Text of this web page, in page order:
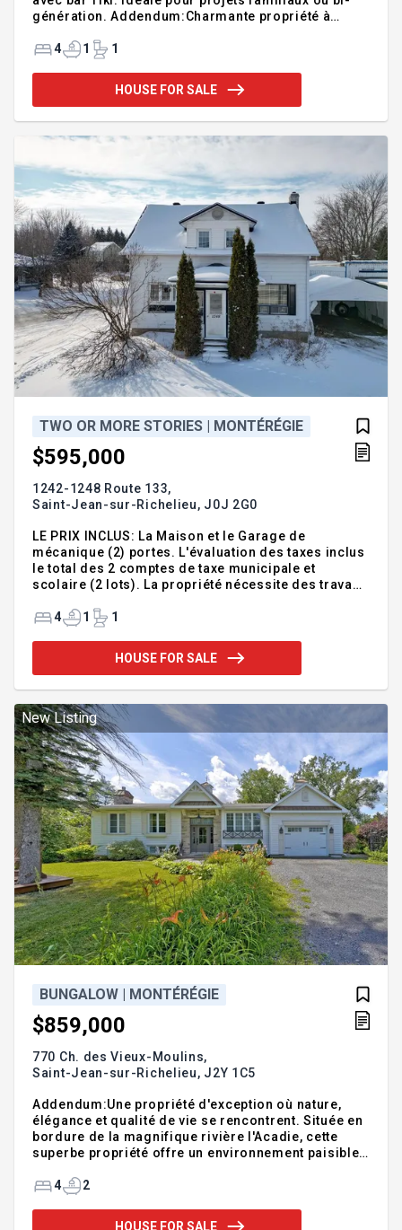
génération. Addendum:Charmante propriété à
potentiel bi-générationnel, foyer, garage, atelier et
située à Lacolle, offrant une multitude de
selon vos besoins. Le vaste espace de la salle
familiale
4 1 1
HOUSE FOR SALE
TWO OR MORE STORIES | MONTÉRÉGIE
$595,000
1242-1248 Route 133,
Saint-Jean-sur-Richelieu, J0J 2G0
LE PRIX INCLUS: La Maison et le Garage de
mécanique (2) portes. L'évaluation des taxes inclus
le total des 2 comptes de taxe municipale et
scolaire (2 lots). La propriété nécessite des travaux
contracteurs, vous êtes la bienvenue. Grille de
jumelée ou duplex. Addendum:** À la demande des
VENDEURS, l'inspecteur devra OBLIGATOIREMENT
est de la responsabilité de l'ACHETEUR de s'assurer
des qualifications,
4 1 1
HOUSE FOR SALE
New Listing
BUNGALOW | MONTÉRÉGIE
$859,000
770 Ch. des Vieux-Moulins,
Saint-Jean-sur-Richelieu, J2Y 1C5
Addendum:Une propriété d'exception où nature,
élégance et qualité de vie se rencontrent. Située en
bordure de la magnifique rivière l'Acadie, cette
superbe propriété offre un environnement paisible
aménagé et bordé d'arbres matures. Dès votre
intemporelle, sa façade élégante mariant pierre et
4 2
HOUSE FOR SALE